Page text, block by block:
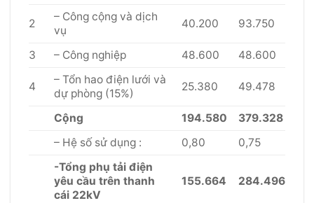
2
– Công cộng và dịch
vụ
40.200 93.750
3 – Công nghiệp 48.600 48.600
4
– Tổn hao điện lưới và
dự phòng (15%)
25.380 49.478
Cộng 194.580
379.328
– Hệ số sử dụng :
0,80
0,75
-Tổng phụ tải điện
yêu cầu trên thanh
cái 22kV
155.664 284.496